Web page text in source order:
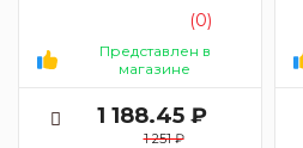
(0)
Представлен в
магазине
1 188.45 ₽
1 251 ₽